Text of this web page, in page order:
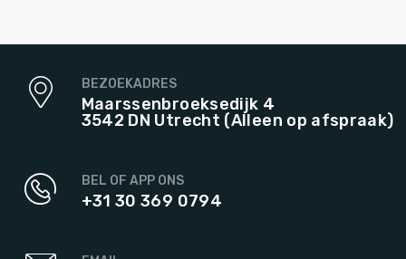
BEZOEKADRES
Maarssenbroeksedijk 4
3542 DN Utrecht (Alleen op afspraak)
BEL OF APP ONS
+31 30 369 0794